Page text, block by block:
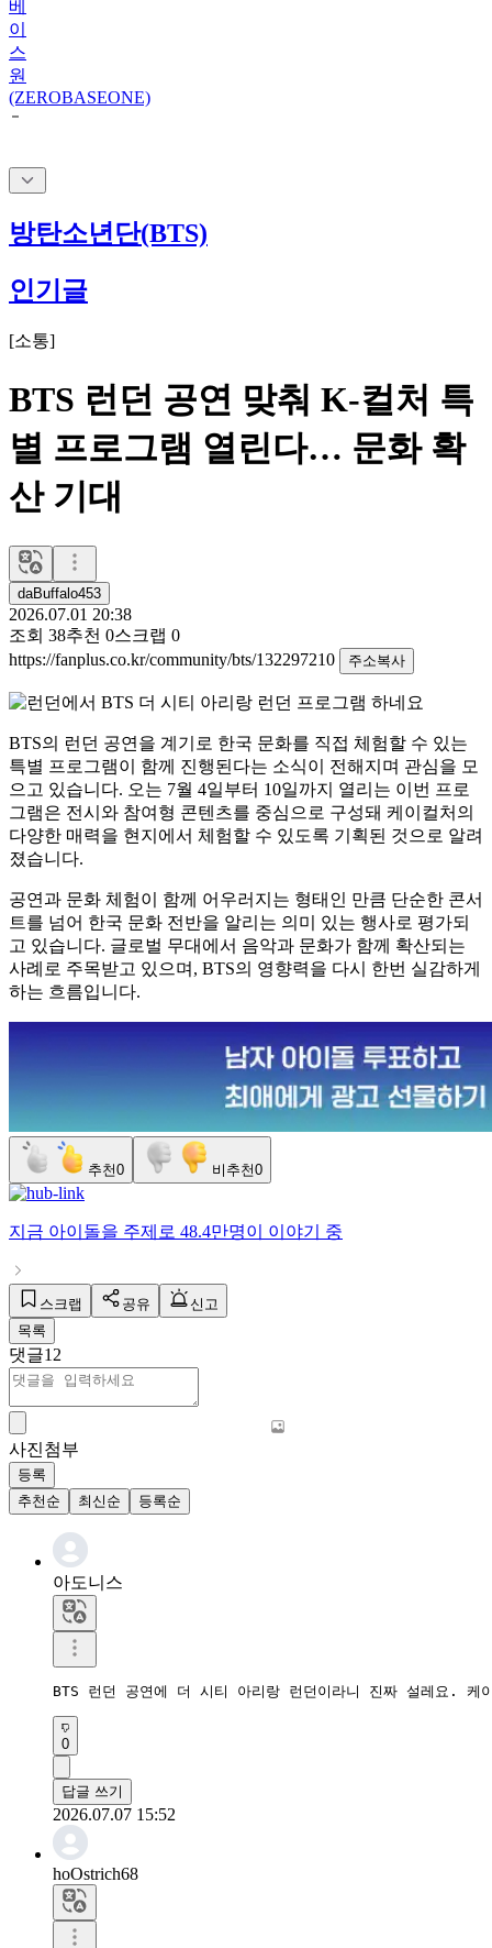
스
원
(ZEROBASEONE)
방탄소년단(BTS)
인기글
[소통]
BTS 런던 공연 맞춰 K-컬처 특
별 프로그램 열린다… 문화 확
산 기대
daBuffalo453
2026.07.01 20:38
조회 38추천 0스크랩 0
https://fanplus.co.kr/community/bts/132297210
주소복사
BTS의 런던 공연을 계기로 한국 문화를 직접 체험할 수 있는
특별 프로그램이 함께 진행된다는 소식이 전해지며 관심을 모
으고 있습니다. 오는 7월 4일부터 10일까지 열리는 이번 프로
그램은 전시와 참여형 콘텐츠를 중심으로 구성돼 케이컬처의
다양한 매력을 현지에서 체험할 수 있도록 기획된 것으로 알려
졌습니다.
공연과 문화 체험이 함께 어우러지는 형태인 만큼 단순한 콘서
트를 넘어 한국 문화 전반을 알리는 의미 있는 행사로 평가되
고 있습니다. 글로벌 무대에서 음악과 문화가 함께 확산되는
사례로 주목받고 있으며, BTS의 영향력을 다시 한번 실감하게
하는 흐름입니다.
추천0 비추천0
지금 아이돌을 주제로 48.4만명이 이야기 중
스크랩 공유
신고
목록
댓글12
사진첨부
등록
추천순
최신순 등록순
아도니스
BTS 런던 공연에 더 시티 아리랑 런던이라니 진짜 설레요. 케
0
답글 쓰기
2026.07.07 15:52
hoOstrich68